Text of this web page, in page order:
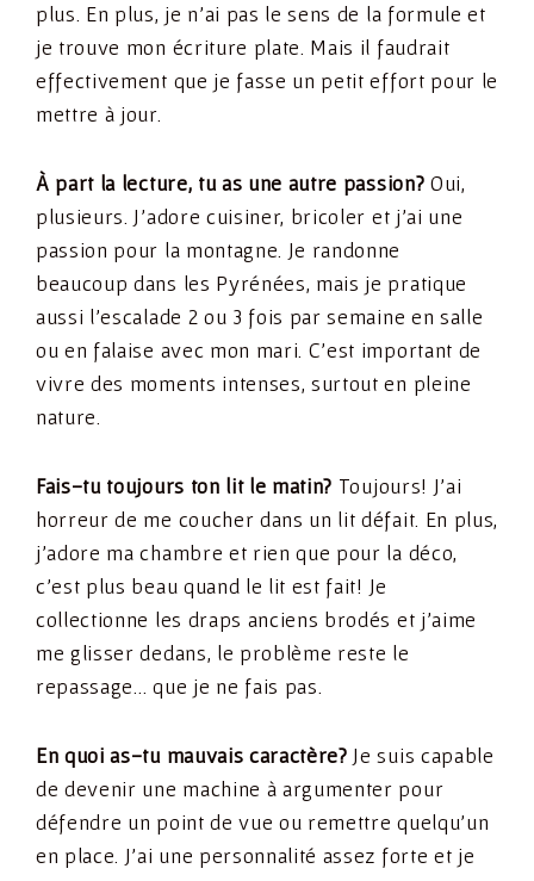
plus. En plus, je n’ai pas le sens de la formule et
je trouve mon écriture plate. Mais il faudrait
effectivement que je fasse un petit effort pour le
mettre à jour.
À part la lecture, tu as une autre passion? Oui,
plusieurs. J’adore cuisiner, bricoler et j’ai une
passion pour la montagne. Je randonne
beaucoup dans les Pyrénées, mais je pratique
aussi l’escalade 2 ou 3 fois par semaine en salle
ou en falaise avec mon mari. C’est important de
vivre des moments intenses, surtout en pleine
nature.
Fais-tu toujours ton lit le matin? Toujours! J’ai
horreur de me coucher dans un lit défait. En plus,
j’adore ma chambre et rien que pour la déco,
c’est plus beau quand le lit est fait! Je
collectionne les draps anciens brodés et j’aime
me glisser dedans, le problème reste le
repassage… que je ne fais pas.
En quoi as-tu mauvais caractère? Je suis capable
de devenir une machine à argumenter pour
défendre un point de vue ou remettre quelqu’un
en place. J’ai une personnalité assez forte et je